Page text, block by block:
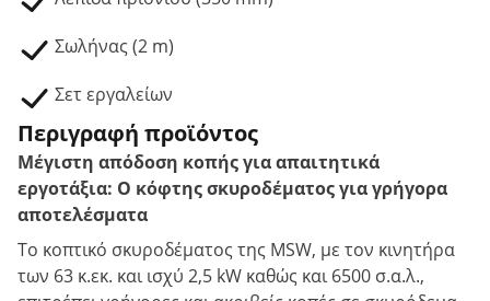
Σωλήνας (2 m)
Σετ εργαλείων
Περιγραφή προϊόντος
Μέγιστη απόδοση κοπής για απαιτητικά
εργοτάξια: Ο κόφτης σκυροδέματος για γρήγορα
αποτελέσματα
Το κοπτικό σκυροδέματος της MSW, με τον κινητήρα
των 63 κ.εκ. και ισχύ 2,5 kW καθώς και 6500 σ.α.λ.,